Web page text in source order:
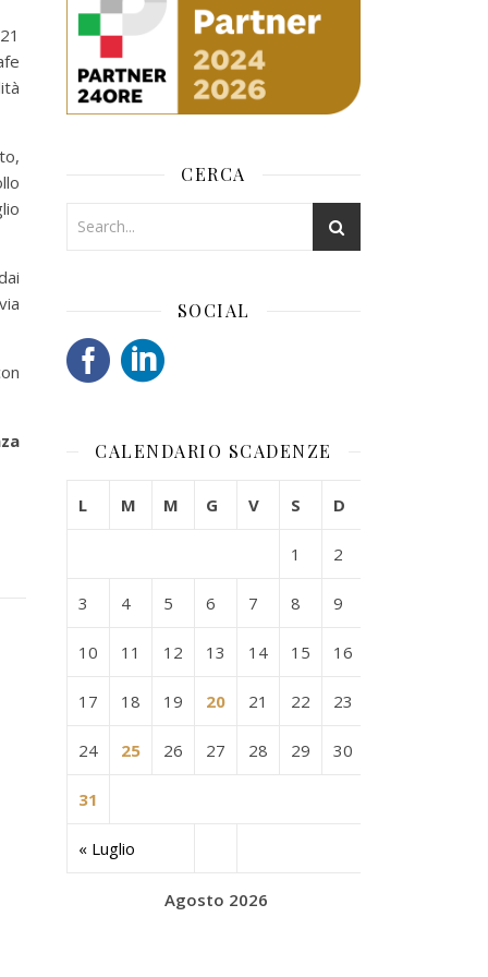
CERCA
SOCIAL
CALENDARIO SCADENZE
Agosto 2026
L M M G V S D
« Luglio
1 2
3 4 5 6 7 8 9
10 11 12 13 14 15 16
17 18 19 20 21 22 23
24 25 26 27 28 29 30
31